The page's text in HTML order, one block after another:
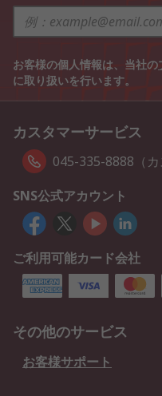
お客様の個人情報は、当社の
に取り扱いを行います。
カスタマーサービス
045-335-8888（カ
SNS公式アカウント
ご利用可能カード会社
その他のサービス
お客様サポート